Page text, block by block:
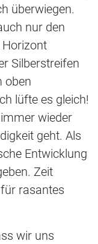
überwiegen.
nur den
Silberstreifen
oben
lüfte es gleich!
wieder
geht. Als
Entwicklung
Zeit
rasantes
wir uns